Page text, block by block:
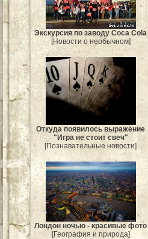
Экскурсия по заводу Coca Cola
[Новости о необычном]
Откуда появилось выражение
"Игра не стоит свеч"
[Познавательные новости]
Лондон ночью - красивые фото
[География и природа]